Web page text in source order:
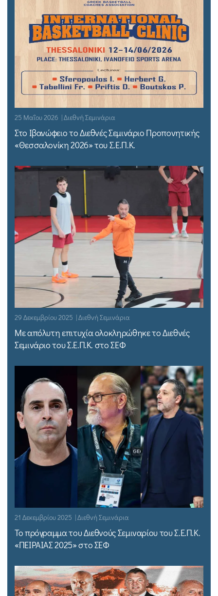
25 Μαΐου 2026 | Διεθνή Σεμινάρια
Στο Ιβανώφειο το Διεθνές Σεμινάριο Προπονητικής
«Θεσσαλονίκη 2026» του Σ.Ε.Π.Κ.
29 Δεκεμβρίου 2025 | Διεθνή Σεμινάρια
Με απόλυτη επιτυχία ολοκληρώθηκε το Διεθνές
Σεμινάριο του Σ.Ε.Π.Κ. στο ΣΕΦ
21 Δεκεμβρίου 2025 | Διεθνή Σεμινάρια
Το πρόγραμμα του Διεθνούς Σεμιναρίου του Σ.Ε.Π.Κ.
«ΠΕΙΡΑΙΑΣ 2025» στο ΣΕΦ